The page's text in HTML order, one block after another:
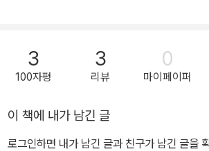
다. 부모들이 검증된 지식과 최신 정보를 손쉽
으로 영유아기 언어발달 콘텐츠를 나누기 시
효과적인 언어 자극 방법을 알려주고자 이 책
기억이 생생하다. 영어가 처음인 우리 아이들도
이로 영어 자신감을 쌓아가길 바란다. 뉴욕 컬
3
100자평
3
리뷰
0
마이페이퍼
이 책에 내가 남긴 글
로그인하면 내가 남긴 글과 친구가 남긴 글을